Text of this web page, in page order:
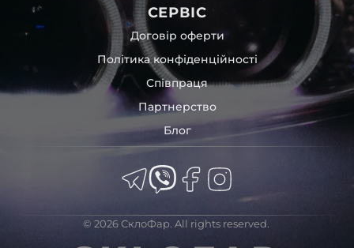
представлених на сайті.
Якщо ви шукаєте такі послуги, як заміна скла фари,
розпакування та перепакування фар, відновлення та
ремонт фар, заміна лінз Xenon LED BI-LED, ремонт скла,
корпусу та кріплення фари, налаштування світла,
коригування, діагностика та полірування фари, наші
партнерські сервіси готові надати допомогу по всій
тисячі задоволених клієнтів. Розмаїття вибору, постійна
наявність на складі, свіжі поступлення, доступна ціна,
Із часом передня фара BMW може мати такі проблеми:
СЕРВІС
Договір оферти
Політика конфіденційності
Співпраця
Партнерство
Блог
© 2026 СклоФар. All rights reserved.